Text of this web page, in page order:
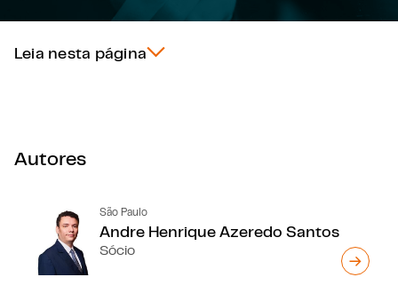
Leia nesta página
Autores
São Paulo
Andre Henrique Azeredo Santos
Sócio